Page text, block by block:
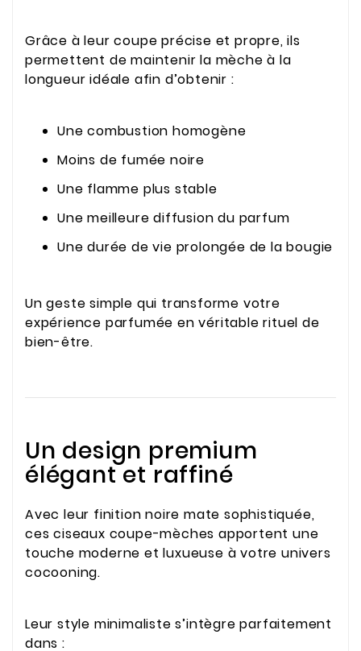
Grâce à leur coupe précise et propre, ils
permettent de maintenir la mèche à la
longueur idéale afin d’obtenir :
Une combustion homogène
Moins de fumée noire
Une flamme plus stable
Une meilleure diffusion du parfum
Une durée de vie prolongée de la bougie
Un geste simple qui transforme votre
expérience parfumée en véritable rituel de
bien-être.
Un design premium
élégant et raffiné
Avec leur finition noire mate sophistiquée,
ces ciseaux coupe-mèches apportent une
touche moderne et luxueuse à votre univers
cocooning.
Leur style minimaliste s’intègre parfaitement
dans :